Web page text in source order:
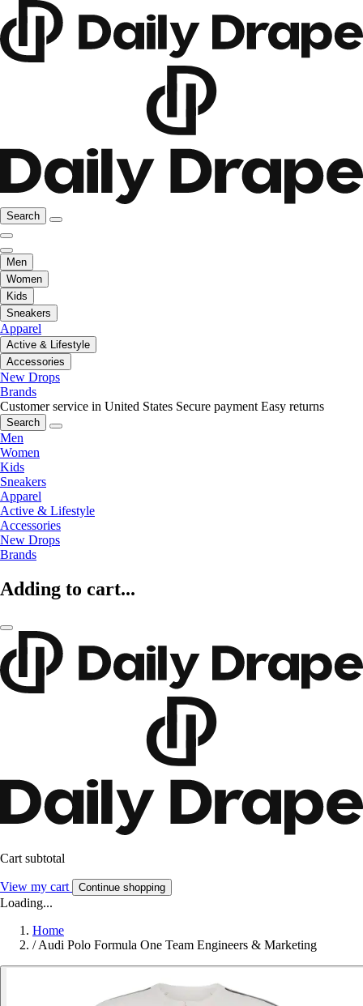
Search
Men
Women
Kids
Sneakers
Apparel
Active & Lifestyle
Accessories
New Drops
Brands
Customer service in United States Secure payment Easy returns
Search
Men
Women
Kids
Sneakers
Apparel
Active & Lifestyle
Accessories
New Drops
Brands
Adding to cart...
Cart subtotal
View my cart Continue shopping
Loading...
Home
/ Audi Polo Formula One Team Engineers & Marketing